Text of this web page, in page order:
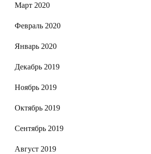
Март 2020
Февраль 2020
Январь 2020
Декабрь 2019
Ноябрь 2019
Октябрь 2019
Сентябрь 2019
Август 2019